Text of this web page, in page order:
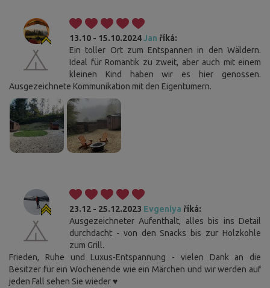
13.10 - 15.10.2024Jan říká:
Ein toller Ort zum Entspannen in den Wäldern.
Ideal für Romantik zu zweit, aber auch mit einem
kleinen Kind haben wir es hier genossen.
Ausgezeichnete Kommunikation mit den Eigentümern.
23.12 - 25.12.2023 Evgeniya říká:
Ausgezeichneter Aufenthalt, alles bis ins Detail
durchdacht - von den Snacks bis zur Holzkohle
zum Grill.
Frieden, Ruhe und Luxus-Entspannung - vielen Dank an die
Besitzer für ein Wochenende wie ein Märchen und wir werden auf
jeden Fall sehen Sie wieder ♥️